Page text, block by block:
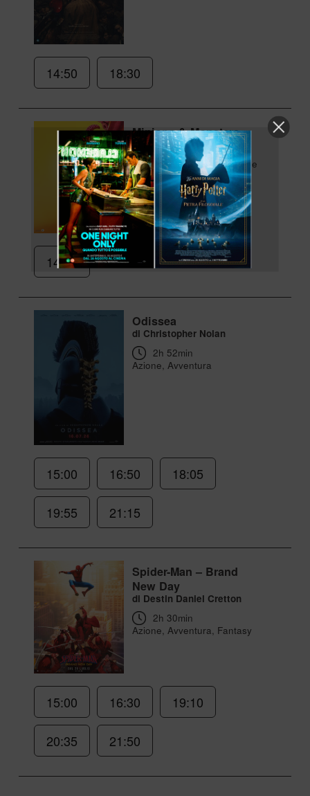
14:50 18:30
Minions & Monsters
di Pierre Coffin
1h 30min
Animazione
14:50
Odissea
di Christopher Nolan
2h 52min
Azione, Avventura
15:00 16:50 18:05
19:55 21:15
Spider-Man – Brand
New Day
di Destin Daniel Cretton
2h 30min
Azione, Avventura, Fantasy
15:00 16:30 19:10
20:35 21:50